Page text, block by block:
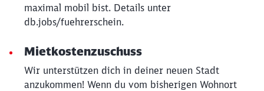
maximal mobil bist. Details unter
db.jobs/fuehrerschein.
Mietkostenzuschuss
Wir unterstützen dich in deiner neuen Stadt
anzukommen! Wenn du vom bisherigen Wohnort